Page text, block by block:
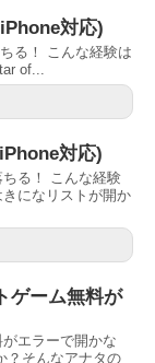
対応)
る！ こんな経験は
of...
対応)
る！ こんな経験
になリストが開か
ゲーム無料が
エラーで開かな
？そんなアナタの